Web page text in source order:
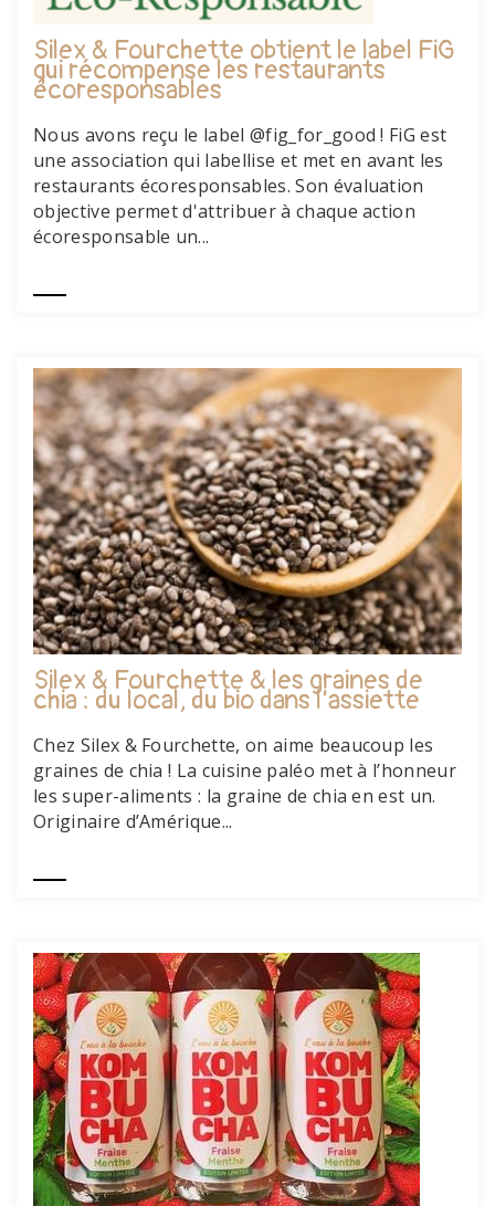
Silex & Fourchette obtient le label FiG
qui récompense les restaurants
écoresponsables
Nous avons reçu le label @fig_for_good ! FiG est
une association qui labellise et met en avant les
restaurants écoresponsables. Son évaluation
objective permet d'attribuer à chaque action
écoresponsable un...
Silex & Fourchette & les graines de
chia : du local, du bio dans l’assiette
Chez Silex & Fourchette, on aime beaucoup les
graines de chia ! La cuisine paléo met à l’honneur
les super-aliments : la graine de chia en est un.
Originaire d’Amérique...